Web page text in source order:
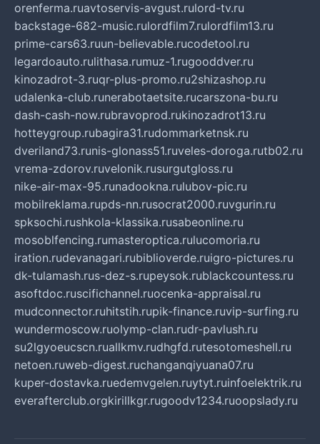
orenferma.ruavtoservis-avgust.rulord-tv.ru
backstage-682-music.rulordfilm7.rulordfilm13.ru
prime-cars63.ruun-believable.rucodetool.ru
legardoauto.rulithasa.rumuz-1.rugooddver.ru
kinozadrot-3.ruqr-plus-promo.ru2shizashop.ru
udalenka-club.runerabotaetsite.rucarszona-bu.ru
dash-cash-now.rubravoprod.rukinozadrot13.ru
hotteygroup.rubagira31.rudommarketnsk.ru
dveriland73.runis-glonass51.ruveles-doroga.rutb02.ru
vrema-zdorov.ruvelonik.rusurgutgloss.ru
nike-air-max-95.runadookna.rulubov-pic.ru
mobilreklama.rupds-nn.rusocrat2000.ruvgurin.ru
spksochi.rushkola-klassika.rusabeonline.ru
mosoblfencing.rumasteroptica.rulucomoria.ru
iration.rudevanagari.rubiblioverde.ruigro-pictures.ru
dk-tulamash.rus-dez-s.rupeysok.rublackcountess.ru
asoftdoc.ruscifichannel.ruocenka-appraisal.ru
mudconnector.ruhitstih.rupik-finance.ruvip-surfing.ru
wundermoscow.ruolymp-clan.rudr-pavlush.ru
su2lgyoeucscn.ruallkmv.rudhgfd.rutesotomeshell.ru
netoen.ruweb-digest.ruchanganqiyuana07.ru
kuper-dostavka.ruedemvgelen.ruytyt.ruinfoelektrik.ru
everafterclub.orgkirillkgr.rugoodv1234.ruoopslady.ru